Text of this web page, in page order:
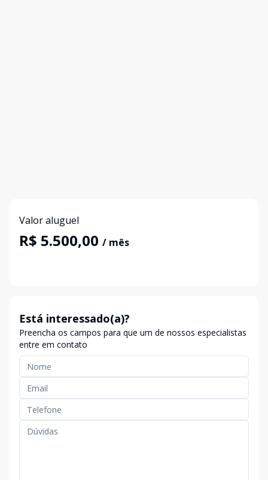
Valor aluguel
R$ 5.500,00 / mês
Está interessado(a)?
Preencha os campos para que um de nossos especialistas
entre em contato